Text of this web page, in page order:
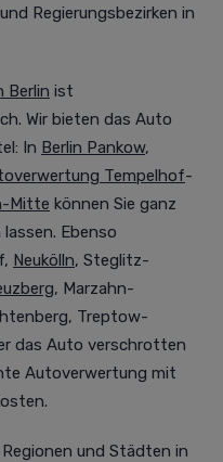
Regierungsbezirken in
Berlin ist
Wir bieten das Auto
: In Berlin Pankow,
Tempelhof-
Mitte können Sie ganz
Ebenso
Neukölln, Steglitz-
, Marzahn-
Treptow-
das Auto verschrotten
Autoverwertung mit
und Städten in